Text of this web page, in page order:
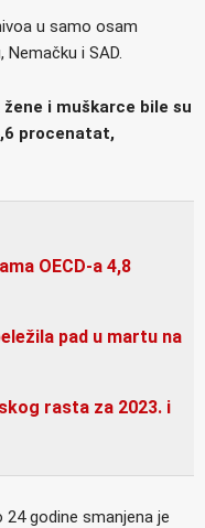
u samo osam
Nemačku i SAD.
i muškarce bile su
procenatat,
OECD-a 4,8
pad u martu na
rasta za 2023. i
godine smanjena je